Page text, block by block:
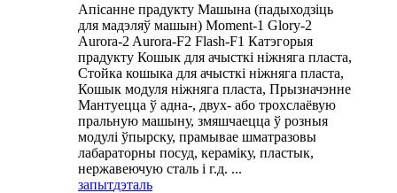
Апісанне прадукту Машына (падыходзіць
для мадэляў машын) Moment-1 Glory-2
Aurora-2 Aurora-F2 Flash-F1 Катэгорыя
прадукту Кошык для ачысткі ніжняга пласта,
Стойка кошыка для ачысткі ніжняга пласта,
Кошык модуля ніжняга пласта, Прызначэнне
Мантуецца ў адна-, двух- або трохслаёвую
пральную машыну, змяшчаецца ў розныя
модулі ўпырску, прамывае шматразовы
лабараторны посуд, кераміку, пластык,
нержавеючую сталь і г.д. ...
запытдэталь